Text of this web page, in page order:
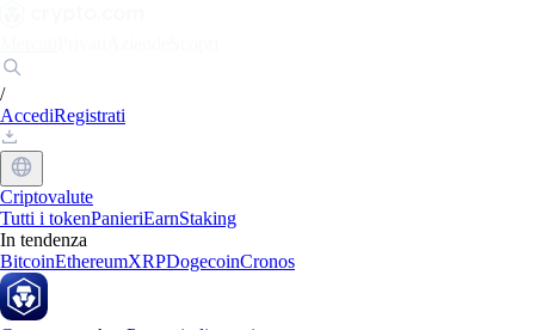
/
AccediRegistrati
Criptovalute
Tutti i tokenPanieriEarnStaking
In tendenza
BitcoinEthereumXRPDogecoinCronos